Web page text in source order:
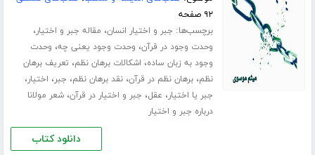
۹۲ صفحه
برچسب‌ها: جبر و اختیار انسان، مقاله جبر و اختیار،
وحدت وجود در قرآن، وحدت وجود یعنی چه، وحدت
وجود به زبان ساده، اشکالات برهان نظم، تعریف برهان
نظم،برهان نظم در قرآن،نقد برهان نظم، جبر، اختیار،
جبر یا اختیار، عقل، جبر و اختیار در قرآن،شعر مولانا
درباره جبر و اختیار
دانلود کتاب